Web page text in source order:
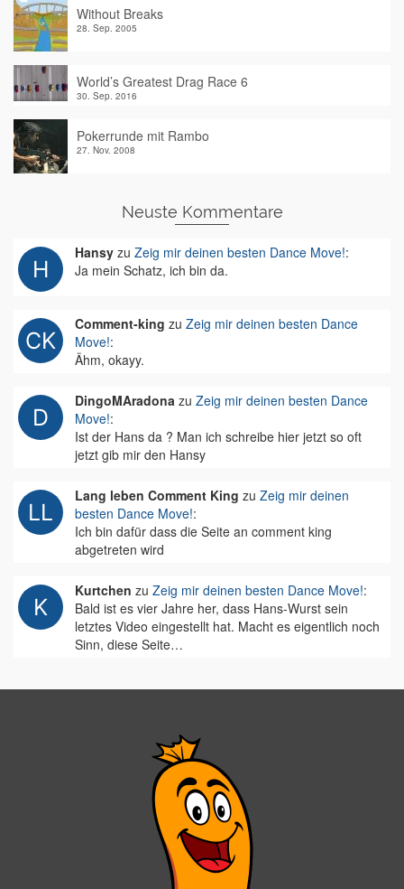
Without Breaks
28. Sep. 2005
World’s Greatest Drag Race 6
30. Sep. 2016
Pokerrunde mit Rambo
27. Nov. 2008
Neuste Kommentare
Hansy zu Zeig mir deinen besten Dance Move!:
Ja mein Schatz, ich bin da.
Comment-king zu Zeig mir deinen besten Dance
Move!:
Ähm, okayy.
DingoMAradona zu Zeig mir deinen besten Dance
Move!:
Ist der Hans da ? Man ich schreibe hier jetzt so oft
jetzt gib mir den Hansy
Lang leben Comment King zu Zeig mir deinen
besten Dance Move!:
Ich bin dafür dass die Seite an comment king
abgetreten wird
Kurtchen zu Zeig mir deinen besten Dance Move!:
Bald ist es vier Jahre her, dass Hans-Wurst sein
letztes Video eingestellt hat. Macht es eigentlich noch
Sinn, diese Seite…